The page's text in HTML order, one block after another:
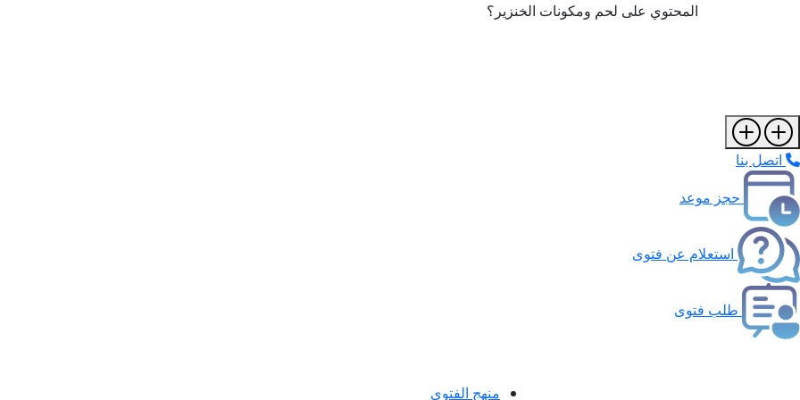
المحتوي على لحم ومكونات الخنزير؟
اتصل بنا
حجز موعد
استعلام عن فتوى
طلب فتوى
منهج الفتوى